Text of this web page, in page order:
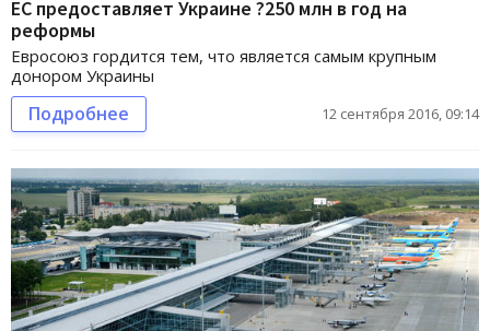
ЕС предоставляет Украине ?250 млн в год на
реформы
Евросоюз гордится тем, что является самым крупным
донором Украины
Подробнее 12 сентября 2016, 09:14